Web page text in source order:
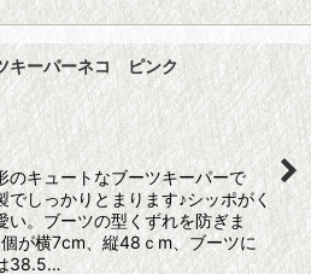
キーパーネコ ピンク
のキュートなブーツキーパーで
でしっかりとまります♪シッポがく
い。ブーツの型くずれを防ぎま
が横7cm、縦48ｃm、ブーツに
38.5…